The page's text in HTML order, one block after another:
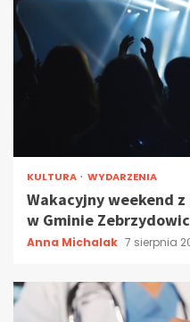
KULTURA WYDARZENIA
Wakacyjny weekend
w Gminie
Anna Michalak 7 sierpnia